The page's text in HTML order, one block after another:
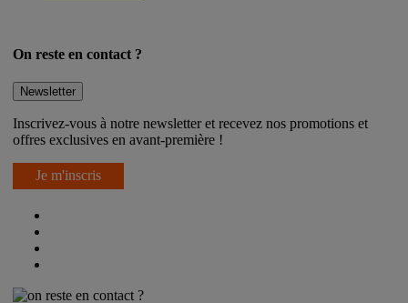
On reste en contact ?
Newsletter
Inscrivez-vous à notre newsletter et recevez nos promotions et
offres exclusives en avant-première !
Je m'inscris